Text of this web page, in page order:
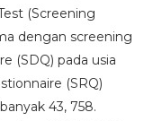
(Screening
dengan screening
(SDQ) pada usia
(SRQ)
43, 758.